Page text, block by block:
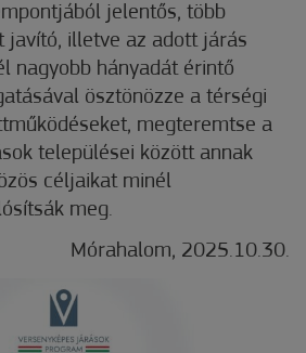
jelentős, több
javító, illetve az adott járás
nagyobb hányadát érintő
ösztönözze a térségi
megteremtse a
települései között annak
céljaikat minél
meg.
Mórahalom, 2025.10.30.